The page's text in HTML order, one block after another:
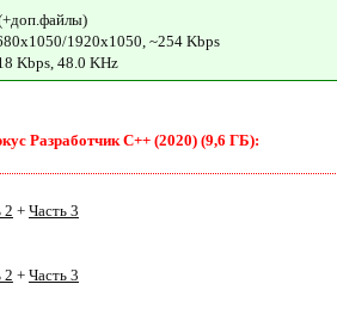
1920x1050, ~254 Kbps
Kbps, 48.0 KHz
Разработчик C++ (2020) (9,6 ГБ):
2 + Часть 3
2 + Часть 3